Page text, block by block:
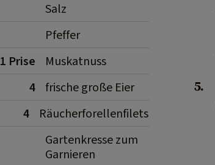
Salz
Pfeffer
1 Prise
Muskatnuss
4 frische große Eier
4
Räucherforellenfilets
Gartenkresse zum
Garnieren